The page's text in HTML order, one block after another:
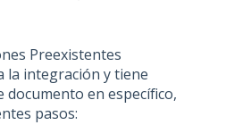
Preexistentes
la integración y tiene
documento en específico,
pasos: